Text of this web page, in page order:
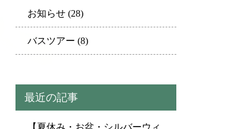
お知らせ (28)
バスツアー (8)
最近の記事
【夏休み・お盆・シルバーウィ